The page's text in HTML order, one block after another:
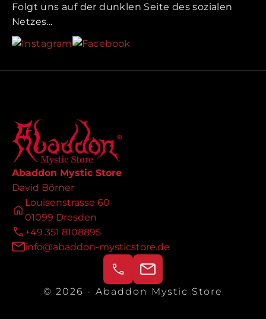
Folgt uns auf der dunklen Seite des sozialen
Netzes...
Abaddon Mystic Store
David Börner
Louisenstrasse 60
01099 Dresden
+49 351 8108895
info@abaddon-mysticstore.de
© 2026 - Abaddon Mystic Store